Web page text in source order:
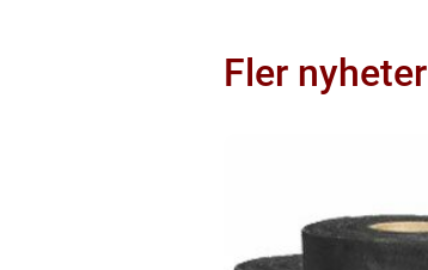
Fler nyheter